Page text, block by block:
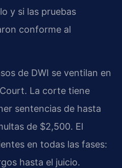
y si las pruebas
conforme al
de DWI se ventilan en
La corte tiene
sentencias de hasta
de $2,500. El
en todas las fases:
hasta el juicio.